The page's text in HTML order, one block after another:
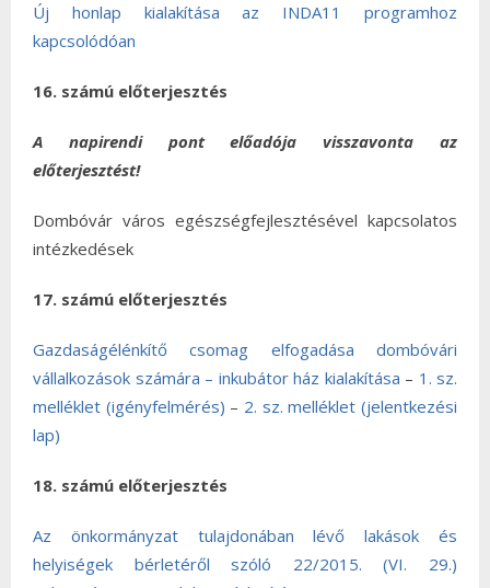
Új honlap kialakítása az INDA11 programhoz
kapcsolódóan
16. számú előterjesztés
A napirendi pont előadója visszavonta az
előterjesztést!
Dombóvár város egészségfejlesztésével kapcsolatos
intézkedések
17. számú előterjesztés
Gazdaságélénkítő csomag elfogadása dombóvári
vállalkozások számára – inkubátor ház kialakítása – 1. sz.
melléklet (igényfelmérés) – 2. sz. melléklet (jelentkezési
lap)
18. számú előterjesztés
Az önkormányzat tulajdonában lévő lakások és
helyiségek bérletéről szóló 22/2015. (VI. 29.)